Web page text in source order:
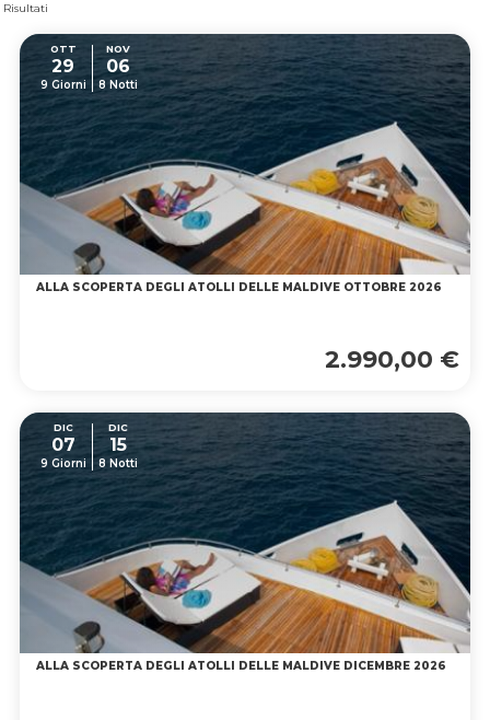
Risultati
OTT
29
9 Giorni
NOV
06
8 Notti
ALLA SCOPERTA DEGLI ATOLLI DELLE MALDIVE OTTOBRE 2026
2.990,00 €
DIC
07
9 Giorni
DIC
15
8 Notti
ALLA SCOPERTA DEGLI ATOLLI DELLE MALDIVE DICEMBRE 2026